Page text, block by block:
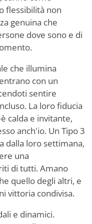
flessibilità non
genuina che
dove sono e di
che illumina
con un
sentire
La loro fiducia
calda e invitante,
anch'io. Un Tipo 3
dalla loro settimana,
una
di tutti. Amano
quello degli altri, e
vittoria condivisa.
e dinamici.